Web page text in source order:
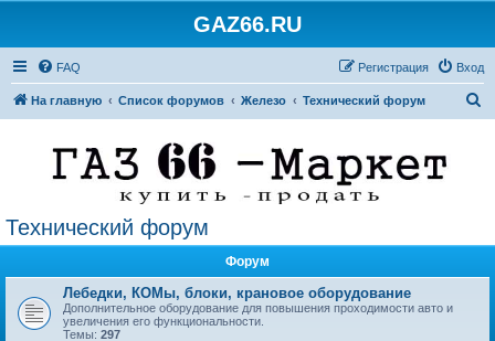
GAZ66.RU
FAQ Вход
Регистрация
На главную Список форумов Железо Технический форум
Технический форум
Форум
Лебедки, КОМы, блоки, крановое оборудование
Дополнительное оборудование для повышения проходимости авто и
увеличения его функциональности.
Темы: 297